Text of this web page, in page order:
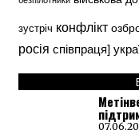
зустріч конфлікт
росія співпраця]